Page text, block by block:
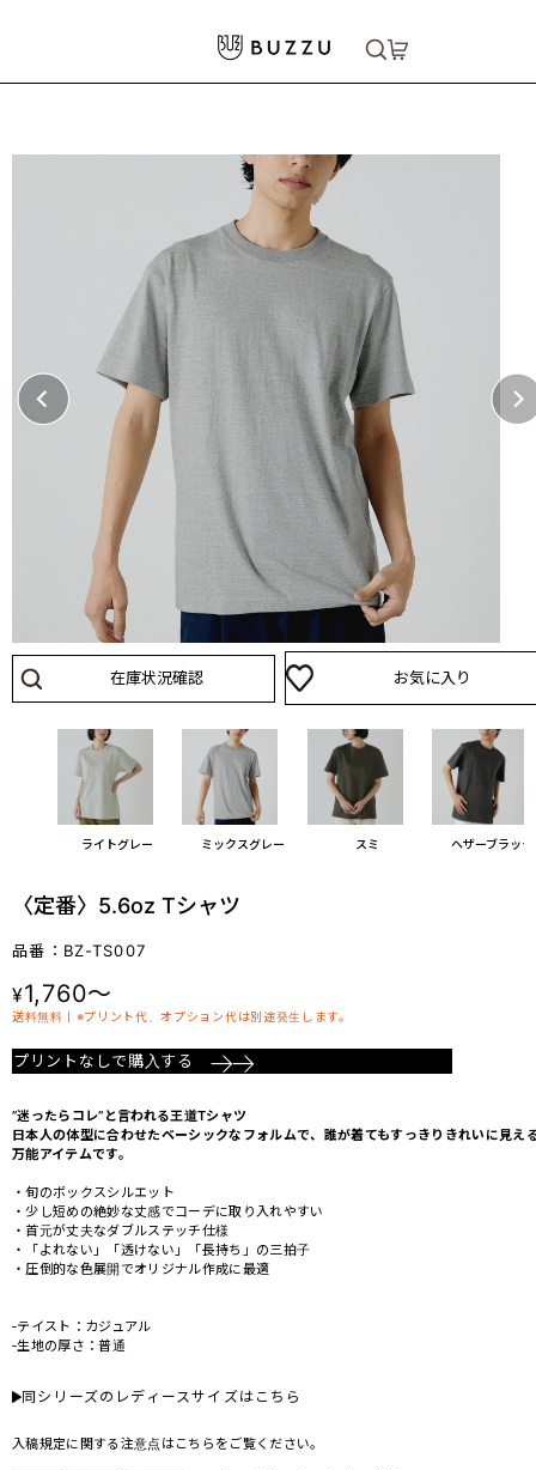
〈定番〉5.6oz Tシャツ
在庫状況確認 お気に入り
ライトグレー ミックスグレー スミ ヘザーブラック
〈定番〉5.6oz Tシャツ
品番：BZ-TS007
¥1,760～
送料無料丨※プリント代、オプション代は別途発生します。
プリントなしで購入する
”迷ったらコレ”と言われる王道Tシャツ
日本人の体型に合わせたベーシックなフォルムで、誰が着てもすっきりきれいに見え
万能アイテムです。
・旬のボックスシルエット
・少し短めの絶妙な丈感でコーデに取り入れやすい
・首元が丈夫なダブルステッチ仕様
・「よれない」「透けない」「長持ち」の三拍子
・圧倒的な色展開でオリジナル作成に最適
‐テイスト：カジュアル
‐生地の厚さ：普通
同シリーズのレディースサイズはこちら
入稿規定に関する注意点は こちら をご覧ください。